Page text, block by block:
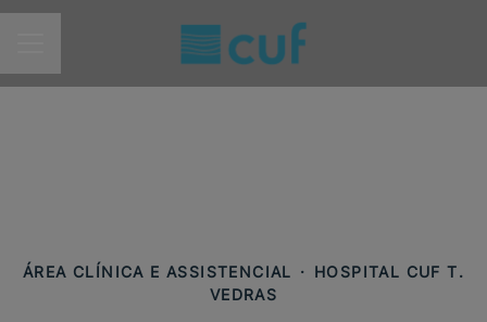
MENU DE CARREIRAS
ÁREA CLÍNICA E ASSISTENCIAL · HOSPITAL CUF T.
VEDRAS